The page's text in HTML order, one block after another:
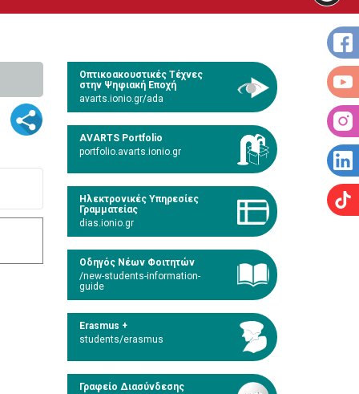
Οπτικοακουστικές Τέχνες
στην Ψηφιακή Εποχή
avarts.ionio.gr/ada
AVARTS Portfolio
portfolio.avarts.ionio.gr
Ηλεκτρονικές Υπηρεσίες
Γραμματείας
dias.ionio.gr
Οδηγός Νέων Φοιτητών
/new-students-information-
guide
Erasmus +
students/erasmus
Γραφείο Διασύνδεσης